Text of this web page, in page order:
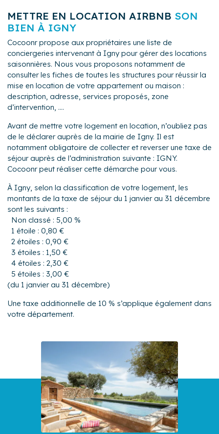
METTRE EN LOCATION AIRBNB SON
BIEN À IGNY
Cocoonr propose aux propriétaires une liste de
conciergeries intervenant à Igny pour gérer des locations
saisonnières. Nous vous proposons notamment de
consulter les fiches de toutes les structures pour réussir la
mise en location de votre appartement ou maison :
description, adresse, services proposés, zone
d’intervention, ....
Avant de mettre votre logement en location, n’oubliez pas
de le déclarer auprès de la mairie de Igny. Il est
notamment obligatoire de collecter et reverser une taxe de
séjour auprès de l’administration suivante : IGNY.
Cocoonr peut réaliser cette démarche pour vous.
À Igny, selon la classification de votre logement, les
montants de la taxe de séjour du 1 janvier au 31 décembre
sont les suivants :
Non classé : 5,00 %
1 étoile : 0,80 €
2 étoiles : 0,90 €
3 étoiles : 1,50 €
4 étoiles : 2,30 €
5 étoiles : 3,00 €
(du 1 janvier au 31 décembre)
Une taxe additionnelle de 10 % s’applique également dans
votre département.